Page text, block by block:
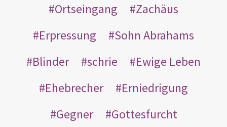
Ortseingang
Zachäus
Erpressung
Sohn Abrahams
Blinder
schrie
Ewige Leben
Ehebrecher
Erniedrigung
Gegner
Gottesfurcht